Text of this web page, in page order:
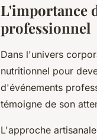
L'importance
professionnel
Dans l'univers
nutritionnel pour
d'événements
témoigne de son
L'approche